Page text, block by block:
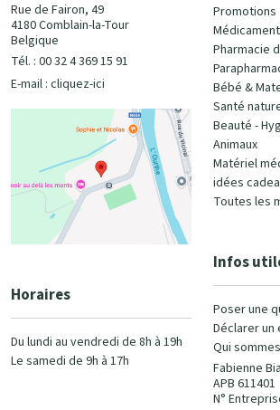
Rue de Fairon, 49
4180 Comblain-la-Tour
Belgique
Tél. : 00 32 4 369 15 91
E-mail : cliquez-ici
Horaires
Du lundi au vendredi de 8h à 19h
Le samedi de 9h à 17h
Promotions
Pharmacie
Bébé &
Santé
Beauté -
Animaux
Matériel
idées
Toutes les
Infos
Poser une
Déclarer
Qui
Fabienne Bia
APB 611401
N°